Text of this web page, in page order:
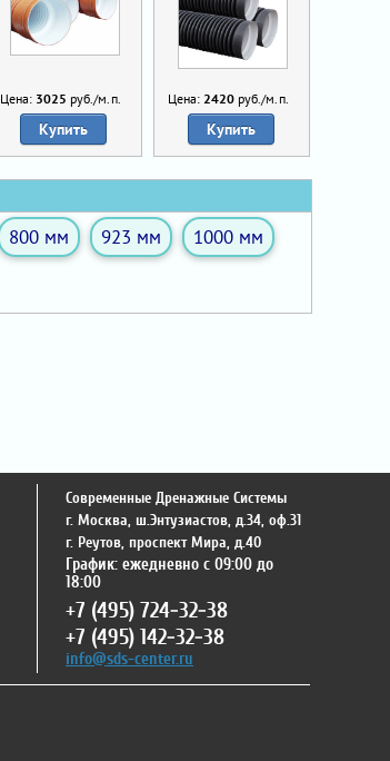
Цена: 3025 руб./м.п.
Купить
Цена:2420 руб./м.п.
Купить
800 мм 923 мм
1000 мм
Современные Дренажные Системы
г. Москва, ш.Энтузиастов, д.34, оф.31
г. Реутов, проспект Мира, д.40
График: ежедневно с 09:00 до
18:00
+7 (495) 724-32-38
+7 (495) 142-32-38
info@sds-center.ru